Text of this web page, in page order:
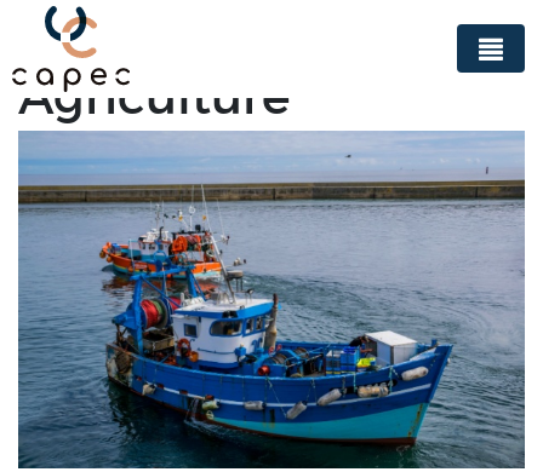
Panneau de gestion des cookies
Agriculture